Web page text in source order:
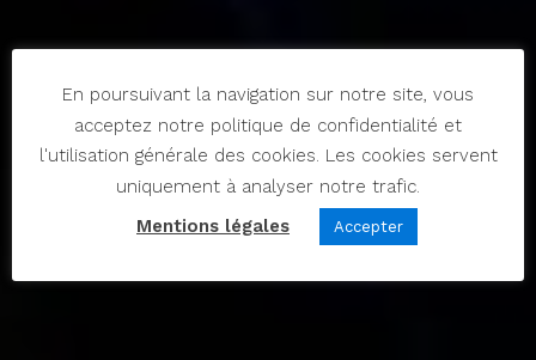
En poursuivant la navigation sur notre site, vous
acceptez notre politique de confidentialité et
l'utilisation générale des cookies. Les cookies servent
uniquement à analyser notre trafic.
Mentions légales
Accepter